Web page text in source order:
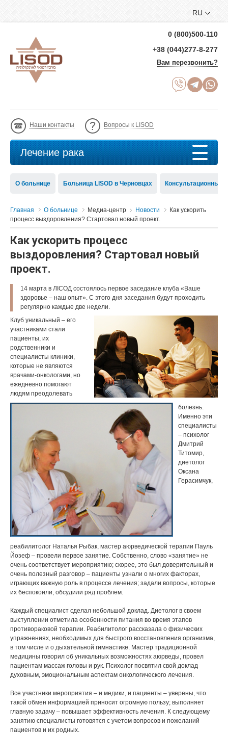
RU
0 (800)500-110
+38 (044)277-8-277
Вам перезвонить?
Наши контакты Вопросы к LISOD
Лечение рака
О больнице Больница LISOD в Черновцах Консультационный
Главная О больнице Медиа-центр Новости
Как ускорить
процесс выздоровления? Стартовал новый проект.
Как ускорить процесс
выздоровления? Стартовал новый
проект.
14 марта в ЛICОД состоялось первое заседание клуба «Ваше
здоровье – наш опыт». С этого дня заседания будут проходить
регулярно каждые две недели.
Клуб уникальный – его
участниками стали
пациенты, их
родственники и
специалисты клиники,
которые не являются
врачами-онкологами, но
ежедневно помогают
людям преодолевать
болезнь.
Именно эти
специалисты
– психолог
Дмитрий
Титомир,
диетолог
Оксана
Герасимчук,
реабилитолог Наталья Рыбак, мастер аюрведической терапии Пауль
Йозеф – провели первое занятие. Собственно, слово «занятие» не
очень соответствует мероприятию; скорее, это был доверительный и
очень полезный разговор – пациенты узнали о многих факторах,
играющих важную роль в процессе лечения; задали вопросы, которые
их беспокоили, обсудили ряд проблем.
Каждый специалист сделал небольшой доклад. Диетолог в своем
выступлении отметила особенности питания во время этапов
противораковой терапии. Реабилитолог рассказала о физических
упражнениях, необходимых для быстрого восстановления организма,
в том числе и о дыхательной гимнастике. Мастер традиционной
медицины говорил об уникальных возможностях аюрведы, провел
пациентам массаж головы и рук. Психолог посвятил свой доклад
духовным, эмоциональным аспектам онкологического лечения.
Все участники мероприятия – и медики, и пациенты – уверены, что
такой обмен информацией приносит огромную пользу; выполняет
главную задачу – повышает эффективность лечения. К следующему
занятию специалисты готовятся с учетом вопросов и пожеланий
пациентов и их родных.